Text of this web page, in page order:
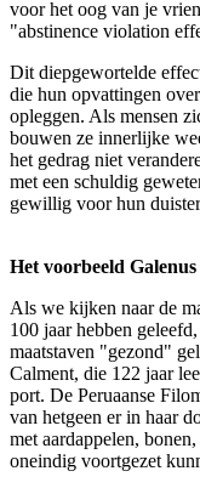
voor het oog van je
"abstinence violation
Dit diepgewortelde
die hun opvattingen
opleggen. Als mensen
bouwen ze innerlijke
het gedrag niet
met een schuldig
gewillig voor hun
Het voorbeeld Galenus
Als we kijken naar de
100 jaar hebben
maatstaven "gezond"
Calment, die 122 jaar
port. De Peruaanse
van hetgeen er in haar
met aardappelen,
oneindig voortgezet